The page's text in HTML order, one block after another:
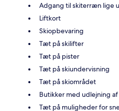
Adgang til skiterræn lige
Liftkort
Skiopbevaring
Tæt på skilifter
Tæt på pister
Tæt på skiundervisning
Tæt på skiområdet
Butikker med udlejning
Tæt på muligheder for